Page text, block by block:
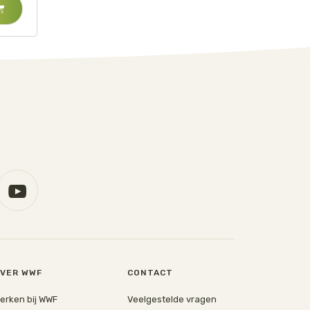
WWF
bij WWF
CONTACT
Veelgestelde vragen